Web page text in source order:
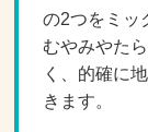
の2つをミッ
むやみやた
く、的確に
きます。